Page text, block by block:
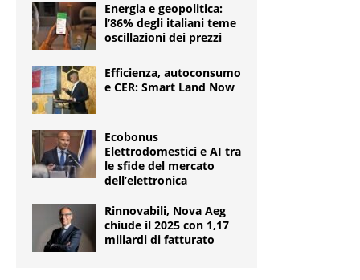
Energia e geopolitica:
l’86% degli italiani teme
oscillazioni dei prezzi
Efficienza, autoconsumo
e CER: Smart Land Now
Ecobonus
Elettrodomestici e AI tra
le sfide del mercato
dell’elettronica
Rinnovabili, Nova Aeg
chiude il 2025 con 1,17
miliardi di fatturato